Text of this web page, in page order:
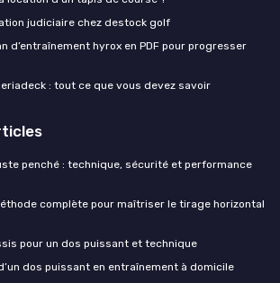
judiciaire chez destock golf
d’entraînement hyrox en PDF pour progresser
: tout ce que vous devez savoir
penché : technique, sécurité et performance
complète pour maîtriser le tirage horizontal
pour un dos puissant et technique
dos puissant en entraînement à domicile